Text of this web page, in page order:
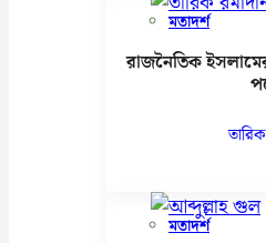
মতাদর্শ
রাজনৈতিক
মতাদর্শ